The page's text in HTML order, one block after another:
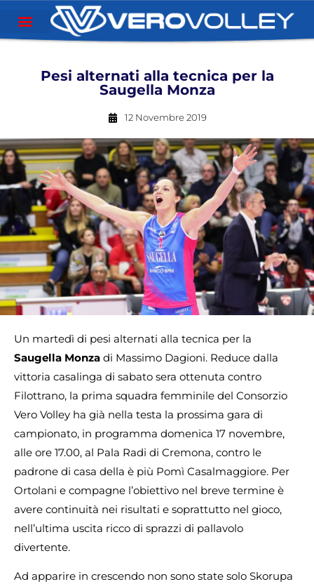
Pesi alternati alla tecnica per la
Saugella Monza
12 Novembre 2019
Un martedì di pesi alternati alla tecnica per la
Saugella Monza di Massimo Dagioni. Reduce dalla
vittoria casalinga di sabato sera ottenuta contro
Filottrano, la prima squadra femminile del Consorzio
Vero Volley ha già nella testa la prossima gara di
campionato, in programma domenica 17 novembre,
alle ore 17.00, al Pala Radi di Cremona, contro le
padrone di casa della è più Pomì Casalmaggiore. Per
Ortolani e compagne l’obiettivo nel breve termine è
avere continuità nei risultati e soprattutto nel gioco,
nell’ultima uscita ricco di sprazzi di pallavolo
divertente.
Ad apparire in crescendo non sono state solo Skorupa